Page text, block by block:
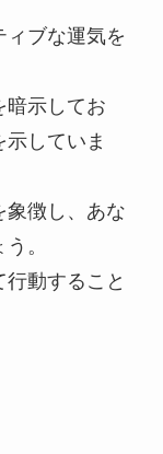
ブな運気を
暗示してお
していま
象徴し、あな
。
動すること